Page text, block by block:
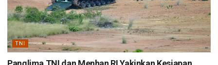
TNI